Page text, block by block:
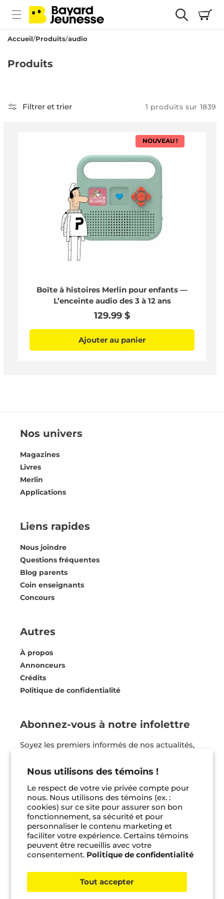
Nous utilisons des témoins !
Le respect de votre vie privée compte pour
nous. Nous utilisons des témoins (ex. :
cookies) sur ce site pour assurer son bon
fonctionnement, sa sécurité et pour
personnaliser le contenu marketing et
faciliter votre expérience. Certains témoins
peuvent être recueillis avec votre
consentement. Politique de confidentialité
Tout accepter
passer
au
contenu
Panier
Accueil Produits audio
C
l
Produits
Filtrer et trier 1 produits sur 1839
NOUVEAU !
Boîte à histoires Merlin pour enfants —
L’enceinte audio des 3 à 12 ans
Prix
habituel
129.99 $
Ajouter au panier
Nos univers
Magazines
Livres
Merlin
Applications
Liens rapides
Nous joindre
Questions fréquentes
Blog parents
Coin enseignants
Concours
Autres
À propos
Annonceurs
Crédits
Politique de confidentialité
Abonnez-vous à notre infolettre
Soyez les premiers informés de nos actualités,
vous désinscrire en tout temps.
Je m'inscris
FacebookInstagramPinterest
© 2026 Bayard jeunesse •Gérer les témoins